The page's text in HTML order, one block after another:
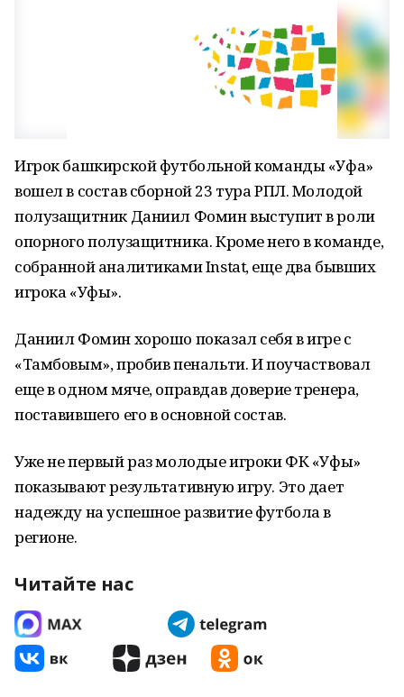
Игрок башкирской футбольной команды «Уфа»
вошел в состав сборной 23 тура РПЛ. Молодой
полузащитник Даниил Фомин выступит в роли
опорного полузащитника. Кроме него в команде,
собранной аналитиками Instat, еще два бывших
игрока «Уфы».
Даниил Фомин хорошо показал себя в игре с
«Тамбовым», пробив пенальти. И поучаствовал
еще в одном мяче, оправдав доверие тренера,
поставившего его в основной состав.
Уже не первый раз молодые игроки ФК «Уфы»
показывают результативную игру. Это дает
надежду на успешное развитие футбола в
регионе.
Читайте нас